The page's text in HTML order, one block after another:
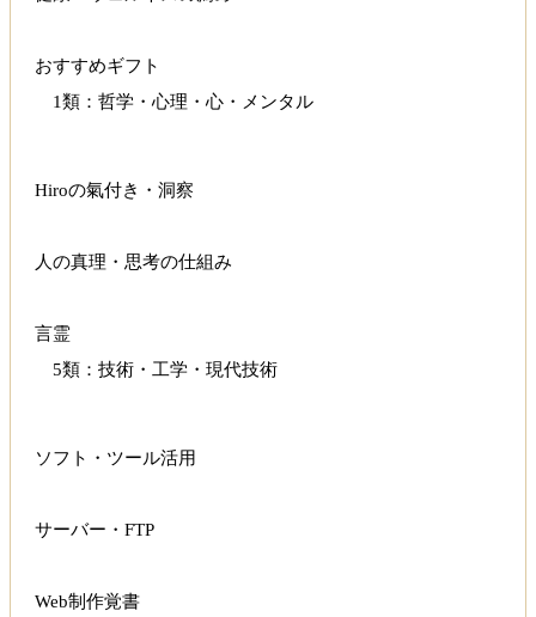
おすすめギフト
1類：哲学・心理・心・メンタル
Hiroの氣付き・洞察
人の真理・思考の仕組み
言霊
5類：技術・工学・現代技術
ソフト・ツール活用
サーバー・FTP
Web制作覚書